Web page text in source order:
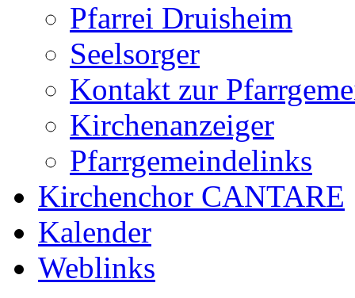
Pfarrei Druisheim
Seelsorger
Kontakt zur
Kirchenanzeiger
Pfarrgemeindelinks
Kirchenchor CANTARE
Kalender
Weblinks